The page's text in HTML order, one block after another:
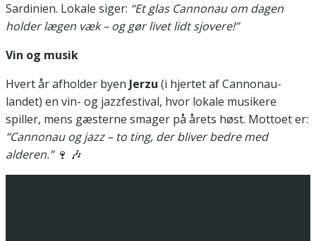
Sardinien. Lokale siger: “Et glas Cannonau om dagen
holder lægen væk – og gør livet lidt sjovere!”
Vin og musik
Hvert år afholder byen Jerzu (i hjertet af Cannonau-
landet) en vin- og jazzfestival, hvor lokale musikere
spiller, mens gæsterne smager på årets høst. Mottoet er:
“Cannonau og jazz – to ting, der bliver bedre med
alderen.”🍷 🎶